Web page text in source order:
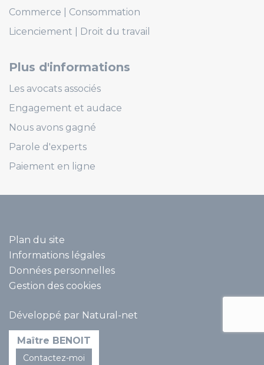
Maître BENOIT
Contactez-moi
Commerce
Consommation
Licenciement
Droit du travail
Plus d'informations
Les avocats associés
Engagement et audace
Nous avons gagné
Parole d'experts
Paiement en ligne
Plan du site
Informations légales
Données personnelles
Gestion des cookies
Développé par Natural-net